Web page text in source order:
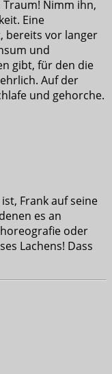
Nimm ihn,
Eine
bereits vor langer
und
gibt, für den die
Auf der
und gehorche.
Frank auf seine
es an
oder
Lachens! Dass